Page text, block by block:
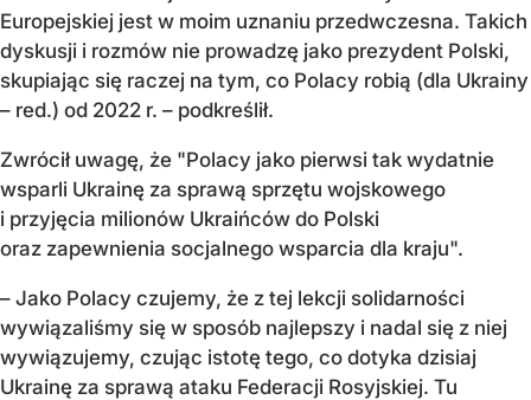
Europejskiej jest w moim uznaniu przedwczesna. Takich
dyskusji i rozmów nie prowadzę jako prezydent Polski,
skupiając się raczej na tym, co Polacy robią (dla Ukrainy
– red.) od 2022 r. – podkreślił.
Zwrócił uwagę, że "Polacy jako pierwsi tak wydatnie
wsparli Ukrainę za sprawą sprzętu wojskowego
i przyjęcia milionów Ukraińców do Polski
oraz zapewnienia socjalnego wsparcia dla kraju".
– Jako Polacy czujemy, że z tej lekcji solidarności
wywiązaliśmy się w sposób najlepszy i nadal się z niej
wywiązujemy, czując istotę tego, co dotyka dzisiaj
Ukrainę za sprawą ataku Federacji Rosyjskiej. Tu